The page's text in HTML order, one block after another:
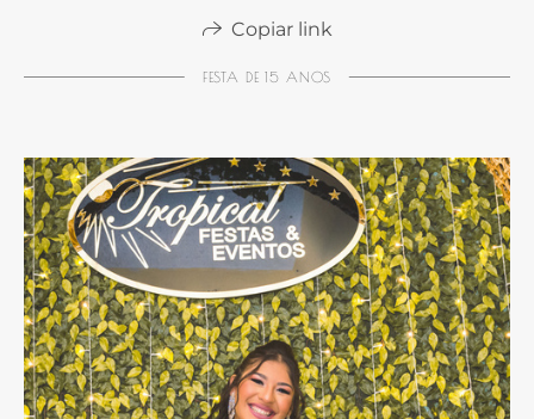
Copiar link
FESTA DE 15 ANOS